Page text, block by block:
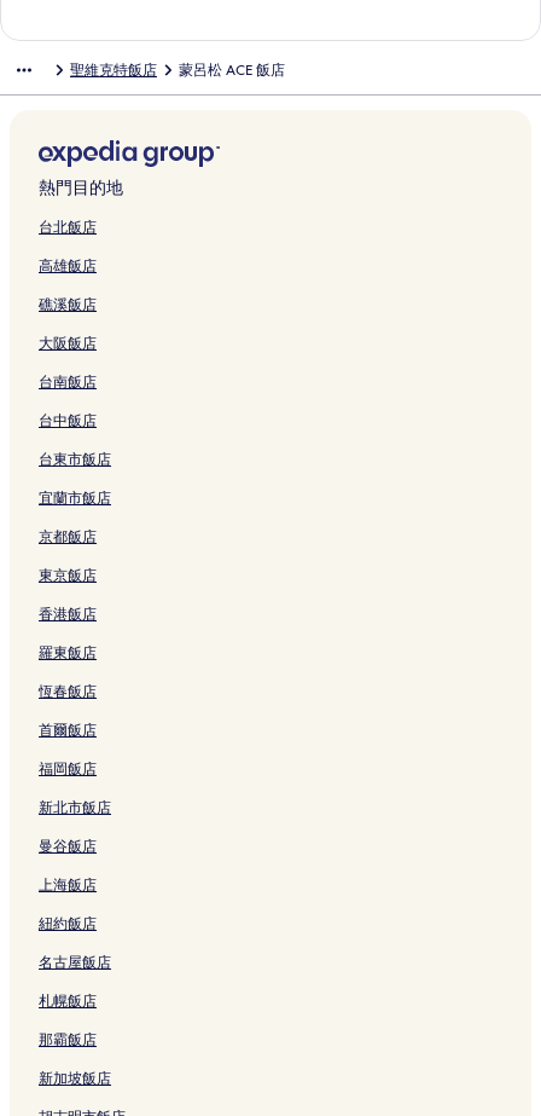
e
U
n
i
v
r
,
M
o
n
l
ç
o
n
的
連
結
ç
-
S
a
i
t
i
c
t
o
的
結
的
連
結
r
結
n
e
的
連
結
的
連
t
ç
o
n
的
結
h
x
的
連
結
n
u
r
s
的
結
l
V
o
y
a
e
r
s
的
連
的
i
連
結
y
é
的
連
結
i
o
n
t
l
ç
n
的
連
結
a
t
-
J
e
n
連
結
t
r
s
G
D
的
結
r
m
e
a
u
n
的
連
結
n
e
M
o
n
l
ç
o
n
-
t
i
c
t
o
r
的
結
聖維克特飯店 蒙呂松 ACE 飯店
熱門目的地
台北飯店
高雄飯店
礁溪飯店
大阪飯店
台南飯店
台中飯店
台東市飯店
宜蘭市飯店
京都飯店
東京飯店
香港飯店
羅東飯店
恆春飯店
首爾飯店
福岡飯店
新北市飯店
曼谷飯店
上海飯店
紐約飯店
名古屋飯店
札幌飯店
那霸飯店
新加坡飯店